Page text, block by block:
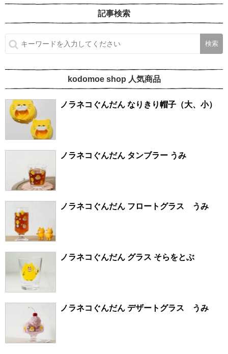
記事検索
kodomoe shop 人気商品
ノラネコぐんだん なりきり帽子（大、小）
ノラネコぐんだん タンブラー うみ
ノラネコぐんだん フロートグラス うみ
ノラネコぐんだん グラス そらをとぶ
ノラネコぐんだん デザートグラス うみ